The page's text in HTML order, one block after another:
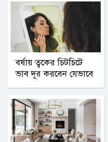
বর্ষায় ত্বকের চিটচিটে
ভাব দূর করবেন যেভাবে